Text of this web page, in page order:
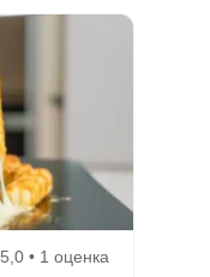
5,0 • 1 оценка